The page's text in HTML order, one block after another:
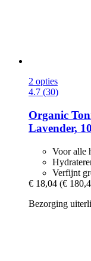
2 opties
4.7 (30)
Organic
Lavender,
Voor alle
Verfijnt
€ 18,04 (€
Bezorging